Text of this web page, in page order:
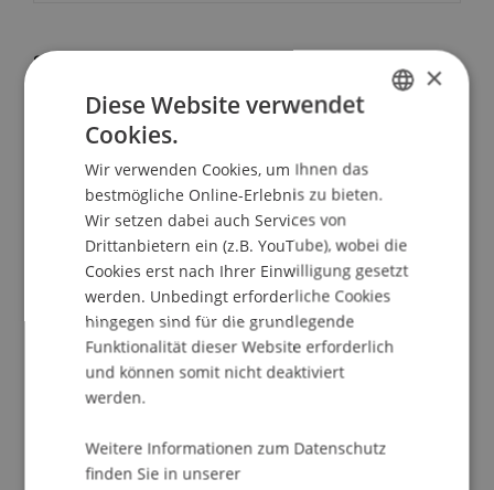
School/Professur:
Studienverwaltung Bachelorstudiengang
Architektur
R: Edgar G. Ulmer /66' (Intro: Roman Banzer) OV:
english
Auf ihrer Hochzeitsreise verschlägt es die Allisons
auf ein einsames Schloss mit einem exzentrischen
Hausherrn. Ein bizarrer Machtkampf inmitten von
Bauhaus-Dekors und expressionistischen
Schatten. Ein junges Ehepaar, Staffage-
Protagonisten, wird unfreiwillig Zeuge (und
wortwörtlich auf einem Pulverfass stattfindet, in
dessen Keller tatsächlich die Leichen sind. Eine
×
Diese Website verwendet
Cookies.
Wir verwenden Cookies, um Ihnen das
bestmögliche Online-Erlebnis zu bieten.
Wir setzen dabei auch Services von
Drittanbietern ein (z.B. YouTube), wobei die
Cookies erst nach Ihrer Einwilligung gesetzt
werden. Unbedingt erforderliche Cookies
hingegen sind für die grundlegende
Funktionalität dieser Website erforderlich
und können somit nicht deaktiviert
werden.
Weitere Informationen zum Datenschutz
finden Sie in unserer